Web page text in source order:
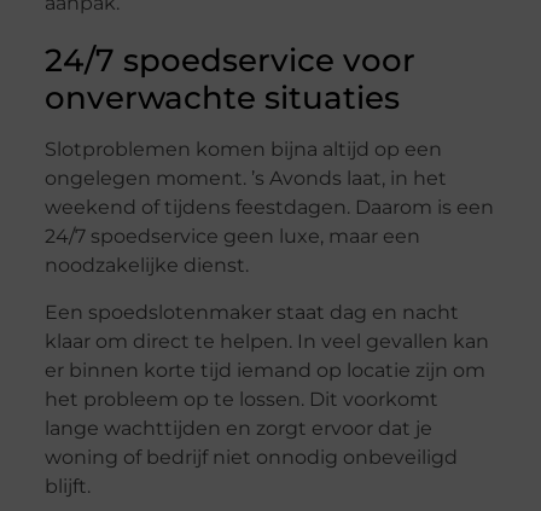
24/7 spoedservice voor
onverwachte situaties
Slotproblemen komen bijna altijd op een
ongelegen moment. ’s Avonds laat, in het
weekend of tijdens feestdagen. Daarom is een
24/7 spoedservice geen luxe, maar een
noodzakelijke dienst.
Een spoedslotenmaker staat dag en nacht
klaar om direct te helpen. In veel gevallen kan
er binnen korte tijd iemand op locatie zijn om
het probleem op te lossen. Dit voorkomt
lange wachttijden en zorgt ervoor dat je
woning of bedrijf niet onnodig onbeveiligd
blijft.